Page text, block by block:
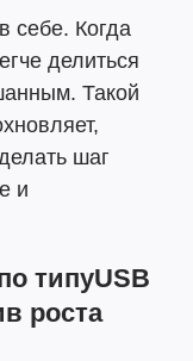
себе. Когда
делиться
Такой
шаг
и
типуUSB
роста